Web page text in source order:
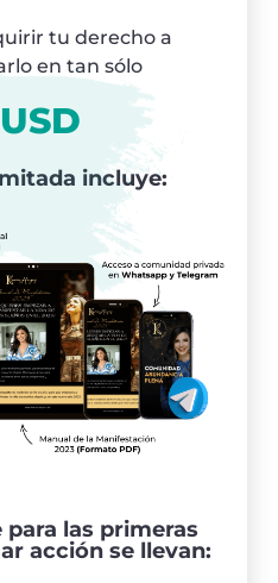
tu derecho a
en tan sólo
incluye:
las primeras
acción se llevan: